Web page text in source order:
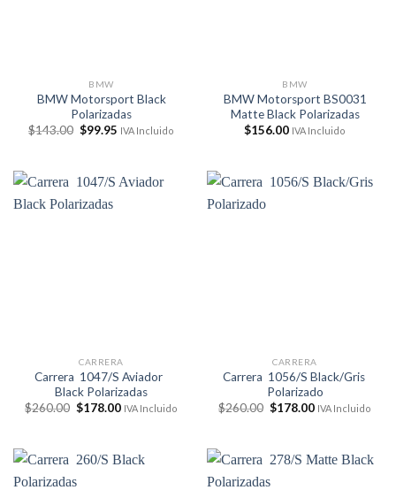
BMW
BMW Motorsport Black
Polarizadas
$143.00 El
$143.00.
$99.95 El
$99.95.
IVA Incluido
BMW
BMW Motorsport BS0031
Matte Black Polarizadas
$156.00 IVA Incluido
CARRERA
Carrera 1047/S Aviador
Black Polarizadas
$260.00 El
$260.00.
$178.00El
$178.00.
IVA Incluido
CARRERA
Carrera 1056/S Black/Gris
Polarizado
$260.00 El
$260.00.
$178.00El
$178.00.
IVA Incluido